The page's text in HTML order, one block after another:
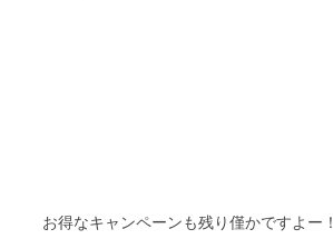
お得なキャンペーンも残り僅かですよー！